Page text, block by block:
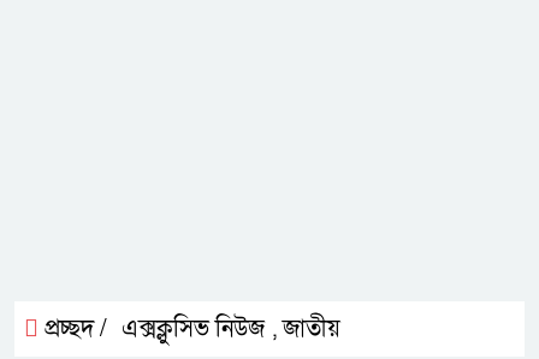
প্রচ্ছদ / এক্সক্লুসিভ নিউজ ,জাতীয়